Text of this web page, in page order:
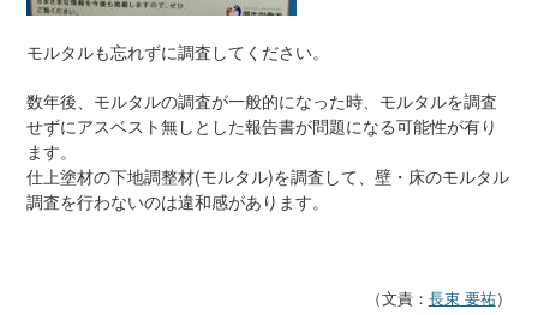
モルタルも忘れずに調査してください。
数年後、モルタルの調査が一般的になった時、モルタルを調査
せずにアスベスト無しとした報告書が問題になる可能性が有り
ます。
仕上塗材の下地調整材(モルタル)を調査して、壁・床のモルタル
調査を行わないのは違和感があります。
（文責： 長束 要祐）